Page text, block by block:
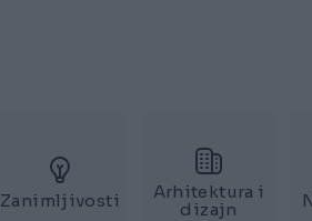
Zanimljivosti
Arhitektura i
dizajn